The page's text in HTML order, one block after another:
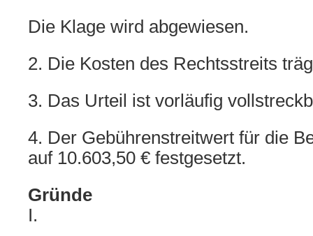
Die Klage wird abgewiesen.
2. Die Kosten des Rechtsstreits
3. Das Urteil ist vorläufig
4. Der Gebührenstreitwert für die
auf 10.603,50 € festgesetzt.
Gründe
I.